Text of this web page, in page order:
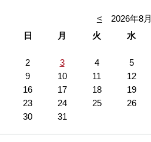
< 2026年8月
日
月 火 水
2
3 4 5
9
10 11 12
16
17 18 19
23
24 25 26
30
31